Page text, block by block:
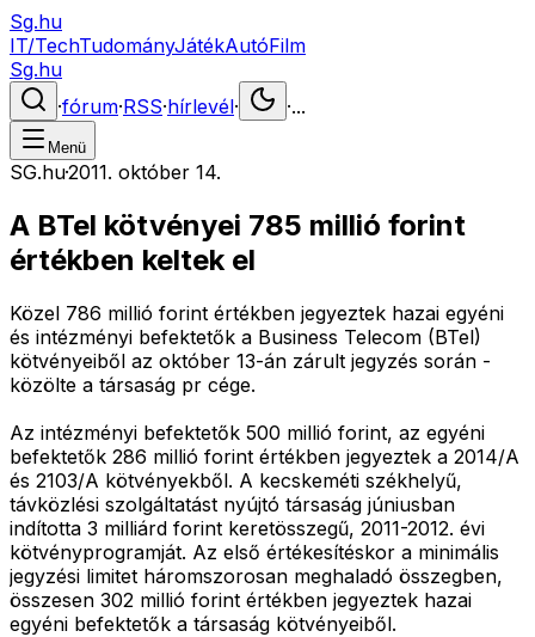
Sg.hu
IT/TechTudományJátékAutóFilm
Sg.hu
·fórum·RSS·hírlevél· ·...
Menü
SG.hu·2011. október 14.
A BTel kötvényei 785 millió forint
értékben keltek el
Közel 786 millió forint értékben jegyeztek hazai egyéni
és intézményi befektetők a Business Telecom (BTel)
kötvényeiből az október 13-án zárult jegyzés során -
közölte a társaság pr cége.
Az intézményi befektetők 500 millió forint, az egyéni
befektetők 286 millió forint értékben jegyeztek a 2014/A
és 2103/A kötvényekből. A kecskeméti székhelyű,
távközlési szolgáltatást nyújtó társaság júniusban
indította 3 milliárd forint keretösszegű, 2011-2012. évi
kötvényprogramját. Az első értékesítéskor a minimális
jegyzési limitet háromszorosan meghaladó összegben,
összesen 302 millió forint értékben jegyeztek hazai
egyéni befektetők a társaság kötvényeiből.